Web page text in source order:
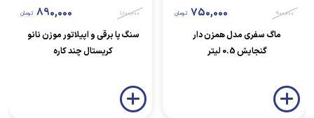
900,000
750,000 تومان
ماگ سفری مدل همزن دار
گنجایش 0.5 لیتر
1,100,000
890,000 تومان
سنگ پا برقی و اپیلاتور موزن نانو
کریستال چند کاره